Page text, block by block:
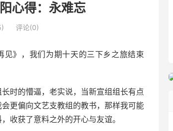
心得：永难忘
评论(0)
》，我们为期十天的三下乡之旅结束
时的懵逼，老实说，当新宣组组长有点
更偏向文艺支教组的教书，那样我可能
收获了意料之外的开心与友谊。